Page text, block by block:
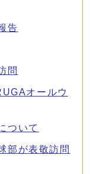
告
問
オールウ
ついて
部が表敬訪問